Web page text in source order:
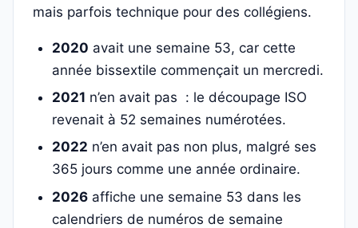
mais parfois technique pour des collégiens.
2020 avait une semaine 53, car cette
année bissextile commençait un mercredi.
2021 n’en avait pas : le découpage ISO
revenait à 52 semaines numérotées.
2022 n’en avait pas non plus, malgré ses
365 jours comme une année ordinaire.
2026 affiche une semaine 53 dans les
calendriers de numéros de semaine